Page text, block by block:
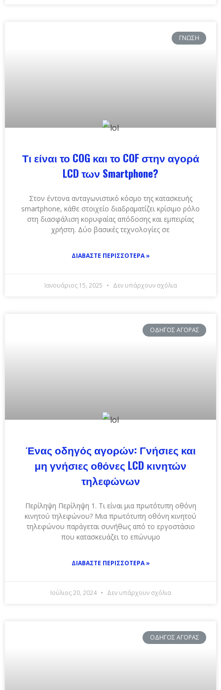
ΓΝΏΣΗ
Τι είναι το COG και το COF στην αγορά
LCD των Smartphone?
Στον έντονα ανταγωνιστικό κόσμο της κατασκευής
smartphone, κάθε στοιχείο διαδραματίζει κρίσιμο ρόλο
στη διασφάλιση κορυφαίας απόδοσης και εμπειρίας
χρήστη. Δύο βασικές τεχνολογίες σε
ΔΙΑΒΆΣΤΕ ΠΕΡΙΣΣΌΤΕΡΑ »
Ιανουάριος 15, 2025 Δεν υπάρχουν σχόλια
ΟΔΗΓΌΣ ΑΓΟΡΆΣ
Ένας οδηγός αγορών: Γνήσιες και
μη γνήσιες οθόνες LCD κινητών
τηλεφώνων
Περίληψη Περίληψη 1. Τι είναι μια πρωτότυπη οθόνη
κινητού τηλεφώνου? Μια πρωτότυπη οθόνη κινητού
τηλεφώνου παράγεται συνήθως από το εργοστάσιο
που κατασκευάζει το επώνυμο
ΔΙΑΒΆΣΤΕ ΠΕΡΙΣΣΌΤΕΡΑ »
Ιούλιος 20, 2024 Δεν υπάρχουν σχόλια
ΟΔΗΓΌΣ ΑΓΟΡΆΣ